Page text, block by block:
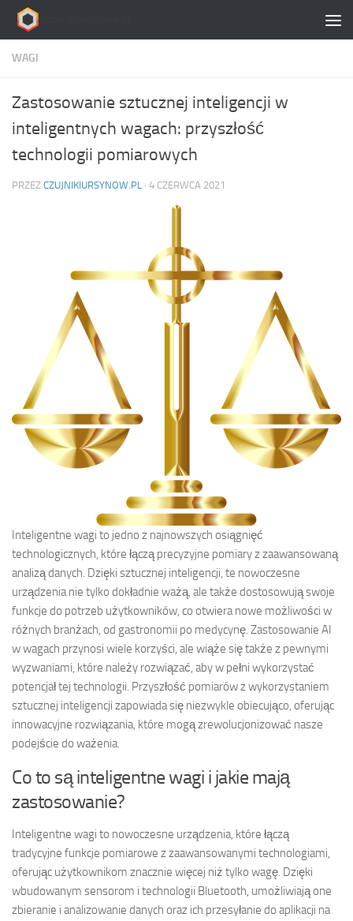
Skip to content
WAGI
Zastosowanie sztucznej inteligencji w
inteligentnych wagach: przyszłość
technologii pomiarowych
PRZEZ CZUJNIKIURSYNOW.PL · 4 CZERWCA 2021
Inteligentne wagi to jedno z najnowszych osiągnięć
technologicznych, które łączą precyzyjne pomiary z zaawansowaną
analizą danych. Dzięki sztucznej inteligencji, te nowoczesne
urządzenia nie tylko dokładnie ważą, ale także dostosowują swoje
funkcje do potrzeb użytkowników, co otwiera nowe możliwości w
różnych branżach, od gastronomii po medycynę. Zastosowanie AI
w wagach przynosi wiele korzyści, ale wiąże się także z pewnymi
wyzwaniami, które należy rozwiązać, aby w pełni wykorzystać
potencjał tej technologii. Przyszłość pomiarów z wykorzystaniem
sztucznej inteligencji zapowiada się niezwykle obiecująco, oferując
innowacyjne rozwiązania, które mogą zrewolucjonizować nasze
podejście do ważenia.
Co to są inteligentne wagi i jakie mają
zastosowanie?
Inteligentne wagi to nowoczesne urządzenia, które łączą
tradycyjne funkcje pomiarowe z zaawansowanymi technologiami,
oferując użytkownikom znacznie więcej niż tylko wagę. Dzięki
wbudowanym sensorom i technologii Bluetooth, umożliwiają one
zbieranie i analizowanie danych oraz ich przesyłanie do aplikacji na